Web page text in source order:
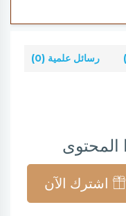
رسائل علمية (0)
المحتوى
اشترك الآن